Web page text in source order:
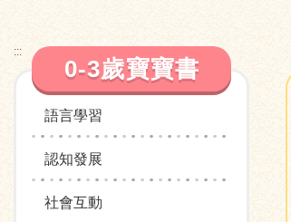
:::
0-3歲寶寶書
語言學習
認知發展
社會互動